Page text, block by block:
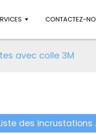
CONTACTEZ-
avec colle 3M
des incrustations